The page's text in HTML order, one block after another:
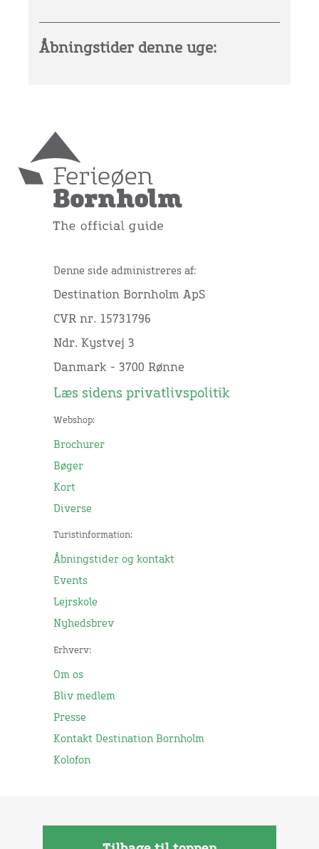
Åbningstider denne uge:
Denne side administreres af:
Destination Bornholm ApS
CVR nr. 15731796
Ndr. Kystvej 3
Danmark - 3700 Rønne
Læs sidens privatlivspolitik
Webshop:
Brochurer
Bøger
Kort
Diverse
Turistinformation:
Åbningstider og kontakt
Events
Lejrskole
Nyhedsbrev
Erhverv:
Om os
Bliv medlem
Presse
Kontakt Destination Bornholm
Kolofon